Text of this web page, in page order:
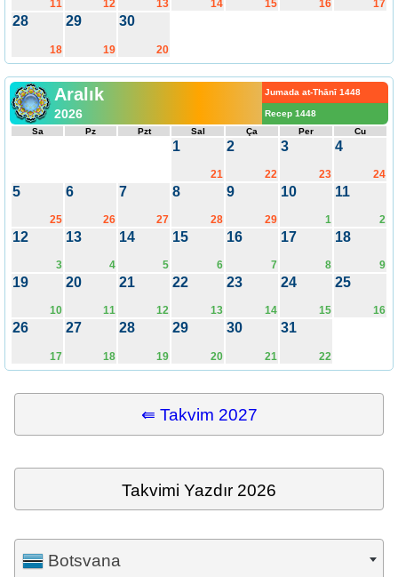
11 12 13 14 15 16 17
28
18
29
19
30
20
Aralık
2026
Jumada at-Thānī 1448
Recep 1448
Sa
Pz Pzt Sal Ça Per Cu
1
21
2
22
3
23
4
24
5
25
6
26
7
27
8
28
9
29
10
1
11
2
12
3
13
4
14
5
15
6
16
7
17
8
18
9
19
10
20
11
21
12
22
13
23
14
24
15
25
16
26
17
27
18
28
19
29
20
30
21
31
22
⇚ Takvim 2027
Takvimi Yazdır 2026
Botsvana